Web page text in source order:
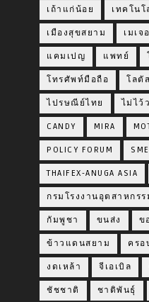
เถ้าแก่น้อย เทคโนโ
เมืองสุขสยาม เมเจ
แคมเปญ แพทย์
โทรศัพท์มือถือ โลตัส
ไปรษณีย์ไทย ไม่ไว้
CANDY MIRA
POLICY FORUM SME
THAIFEX-ANUGA ASIA
กรมโรงงานอุตสาหกรร
กัมพูชา ขนส่ง ข
ข้าวแดนสยาม ครอ
งดเหล้า จีเอเบิล
ชัชชาติ ชาติพันธุ์